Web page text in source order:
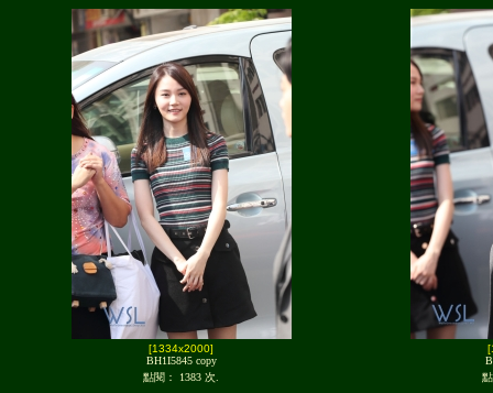
[1334x2000]
BH1I5845 copy
點閱： 1383 次.